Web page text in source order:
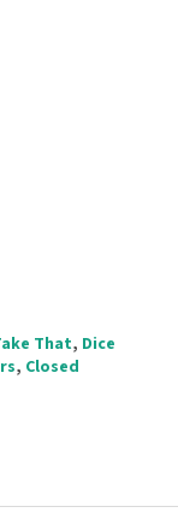
That, Dice
, Closed